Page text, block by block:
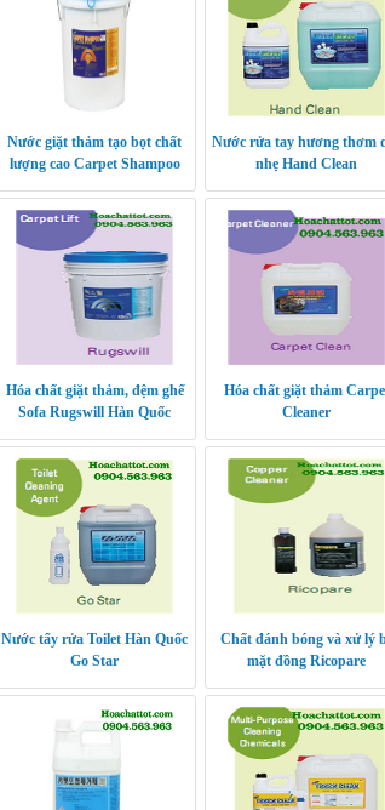
Nước giặt thảm tạo bọt chất
lượng cao Carpet Shampoo
Nước rửa tay hương thơm
nhẹ Hand Clean
Hóa chất giặt thảm, đệm ghế
Sofa Rugswill Hàn Quốc
Hóa chất giặt thảm
Cleaner
Nước tẩy rửa Toilet Hàn Quốc
Go Star
Chất đánh bóng và xử lý
mặt đồng Ricopare